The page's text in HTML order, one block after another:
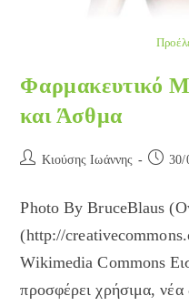
Φαρμακευτικό
και Άσθμα
Post Κιούσης Ιωάννης
Post 30/
Photo By BruceBlaus
(http://
Wikimedia Commons
προσφέρει χρήσιμα, νέα